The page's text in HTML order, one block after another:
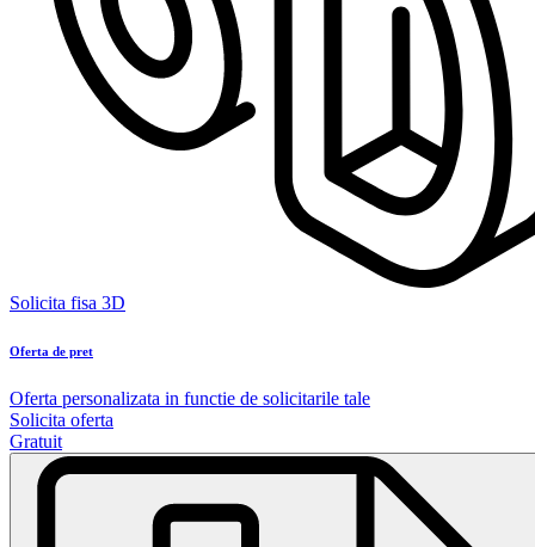
Solicita fisa 3D
Oferta de pret
Oferta personalizata in functie de solicitarile tale
Solicita oferta
Gratuit